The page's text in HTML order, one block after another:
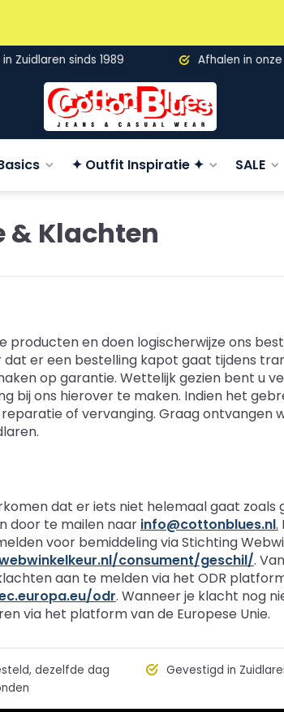
sinds 1989 Afhalen in onze
✦ Outfit Inspiratie ✦ SALE
& Klachten
producten en doen logischerwijze ons
dat er een bestelling kapot gaat tijdens
op garantie. Wettelijk gezien bent u
bij ons hierover te maken. Indien het
of vervanging. Graag ontvangen
dat er iets niet helemaal gaat
door te mailen naar info@cottonblues.nl.
voor bemiddeling via Stichting
consument/geschil/.
aan te melden via het ODR
odr. Wanneer je klacht nog
via het platform van de Europese Unie.
dezelfde dag
Gevestigd in